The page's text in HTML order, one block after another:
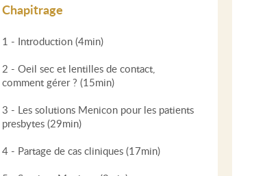
Chapitrage
1 - Introduction (4min)
2 - Oeil sec et lentilles de contact,
comment gérer ? (15min)
3 - Les solutions Menicon pour les patients
presbytes (29min)
4 - Partage de cas cliniques (17min)